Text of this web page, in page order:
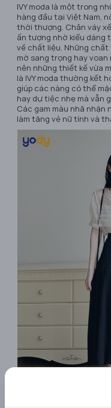
IVY moda là một trong
hàng đầu tại Việt Nam,
thời thượng. Chân váy
ấn tượng nhờ kiểu dáng
về chất liệu. Những chất
mờ sang trọng hay
nên những thiết kế vừa
là IVY moda thường kết
giúp các nàng có thể
hay dự tiệc nhẹ mà vẫn
Các gam màu nhã nhặn
làm tăng vẻ nữ tính và